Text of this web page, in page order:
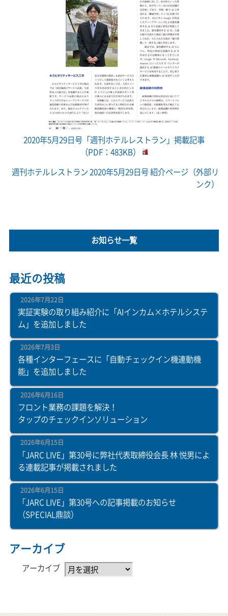
2020年5月29日号「週刊ホテルレストラン」掲載記事
（PDF：483KB）
週刊ホテルレストラン 2020年5月29日号 紹介ページ（外部リ
ンク）
お知らせ一覧
最近の投稿
実証実験の取り組み紹介に「AIインカム×ホテルシステ
ム」を追加しました
2026年7月22日
各種インターフェースに「自動チェックイン機連動機
能」を追加しました
2026年7月3日
フロント業務の課題を解決！
タップのチェックインソリューション
2026年6月16日
「JARC LIVE」第30号に弊社代表取締役会長 林 悦男によ
る連載記事が掲載されました
2026年6月15日
「JARC LIVE」第30号への記事掲載のお知らせ
（SPECIAL鼎談）
2026年6月15日
アーカイブ
アーカイブ